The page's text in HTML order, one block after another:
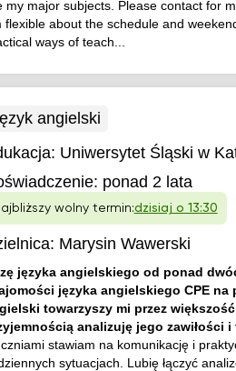
my major subjects. Please contact for
flexible about the schedule and
ways of teach...
angielski
Uniwersytet Śląski w
ponad 2 lata
wolny termin:dzisiaj o 13:30
Marysin Wawerski
języka angielskiego od ponad
języka angielskiego CPE na
towarzyszy mi przez
analizuję jego zawiłości i
stawiam na komunikację i
sytuacjach. Lubię łączyć